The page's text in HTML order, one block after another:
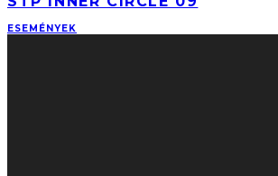
ESEMÉNYEK